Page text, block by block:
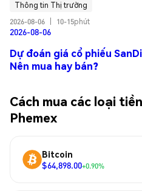
Thông tin Thị trường
2026-08-06
10-15phút
2026-08-06
Dự đoán giá cổ phiếu
Nên mua hay bán?
Cách mua các loại
Phemex
Bitcoin
$64,898.00+0.90%